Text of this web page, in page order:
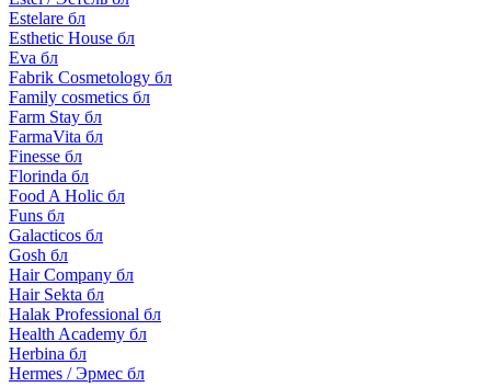
Estelare бл
Esthetic House бл
Eva бл
Fabrik Cosmetology бл
Family cosmetics бл
Farm Stay бл
FarmaVita бл
Finesse бл
Florinda бл
Food A Holic бл
Funs бл
Galacticos бл
Gosh бл
Hair Company бл
Hair Sekta бл
Halak Professional бл
Health Academy бл
Herbina бл
Hermes / Эрмес бл